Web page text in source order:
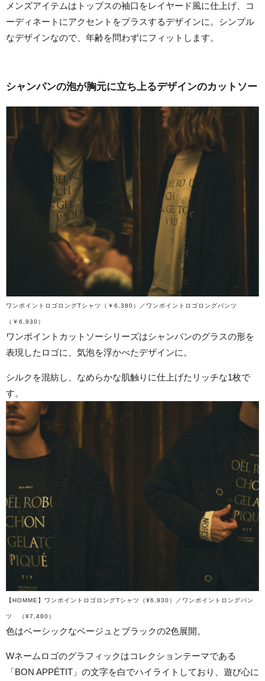
メンズアイテムはトップスの袖口をレイヤード風に仕上げ、コ
ーディネートにアクセントをプラスするデザインに。シンプル
なデザインなので、年齢を問わずにフィットします。
シャンパンの泡が胸元に立ち上るデザインのカットソー
ワンポイントロゴロングTシャツ（￥6,380）／ワンポイントロゴロングパンツ
（￥6,930）
ワンポイントカットソーシリーズはシャンパンのグラスの形を
表現したロゴに、気泡を浮かべたデザインに。
シルクを混紡し、なめらかな肌触りに仕上げたリッチな1枚で
す。
【HOMME】ワンポイントロゴロングTシャツ（¥6,930）／ワンポイントロングパン
ツ （¥7,480）
色はベーシックなベージュとブラックの2色展開。
Wネームロゴのグラフィックはコレクションテーマである
「BON APPÉTIT」の文字を白でハイライトしており、遊び心に